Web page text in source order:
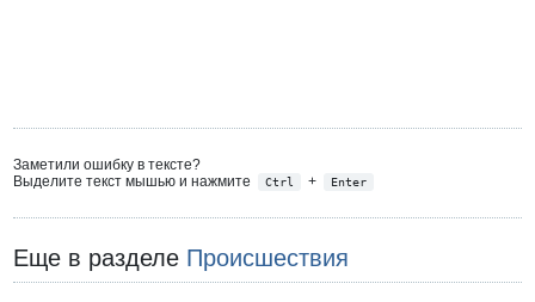
Заметили ошибку в тексте?
Выделите текст мышью и нажмите
Ctrl + Enter
Еще в разделе Происшествия